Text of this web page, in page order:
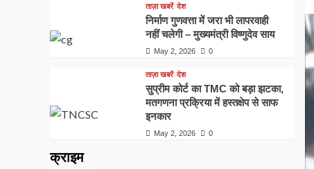
ताज़ा खबरें देश
निर्माण गुणवत्ता में जरा भी लापरवाही
नहीं चलेगी – मुख्यमंत्री विष्णुदेव साय
May 2, 2026 0
ताज़ा खबरें देश
सुप्रीम कोर्ट का TMC को बड़ा झटका,
मतगणना प्रक्रिया में हस्तक्षेप से साफ
इनकार
May 2, 2026 0
क्राइम